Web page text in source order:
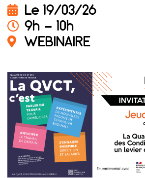
Le 19/03/26
9h - 10h
WEBINAIRE